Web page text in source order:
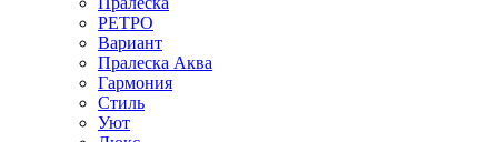
РЕТРО
Вариант
Пралеска Аква
Гармония
Стиль
Уют